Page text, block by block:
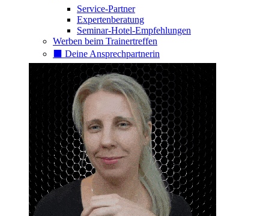
Service-Partner
Expertenberatung
Seminar-Hotel-Empfehlungen
Werben beim Trainertreffen
⬛️ Deine Ansprechpartnerin